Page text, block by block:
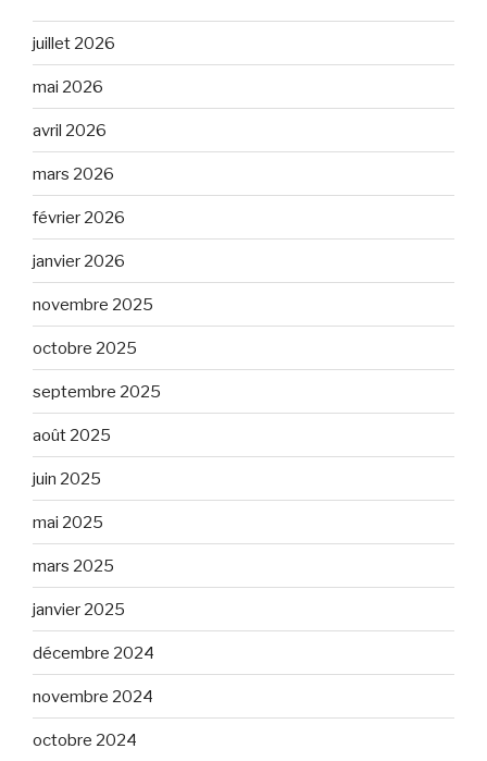
juillet 2026
mai 2026
avril 2026
mars 2026
février 2026
janvier 2026
novembre 2025
octobre 2025
septembre 2025
août 2025
juin 2025
mai 2025
mars 2025
janvier 2025
décembre 2024
novembre 2024
octobre 2024